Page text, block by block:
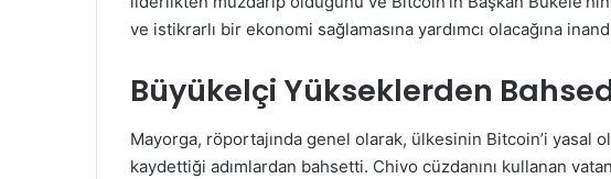
ve istikrarlı bir ekonomi sağlamasına yardımcı olacağına
Büyükelçi Yükseklerden
Mayorga, röportajında genel olarak, ülkesinin Bitcoin’i yasal
kaydettiği adımlardan bahsetti. Chivo cüzdanını kullanan